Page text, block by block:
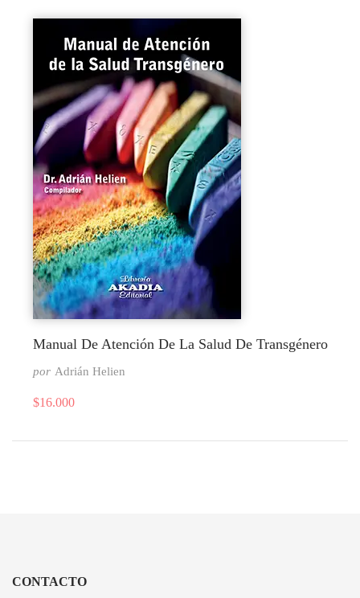
Manual De Atención De La Salud De Transgénero
por Adrián Helien
$16.000
CONTACTO